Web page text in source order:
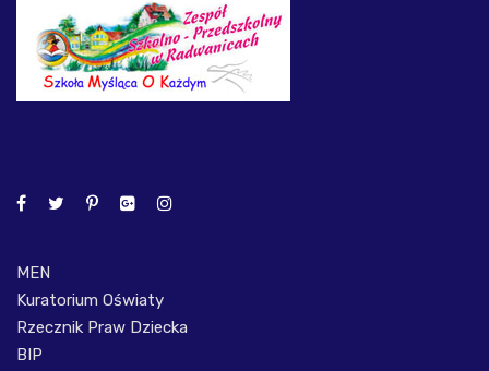
MEN
Kuratorium Oświaty
Rzecznik Praw Dziecka
BIP